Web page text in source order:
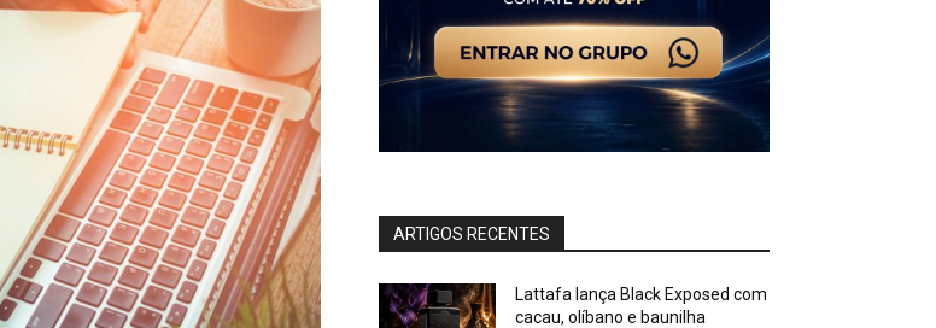
ARTIGOS RECENTES
Lattafa lança Black Exposed com
cacau, olíbano e baunilha